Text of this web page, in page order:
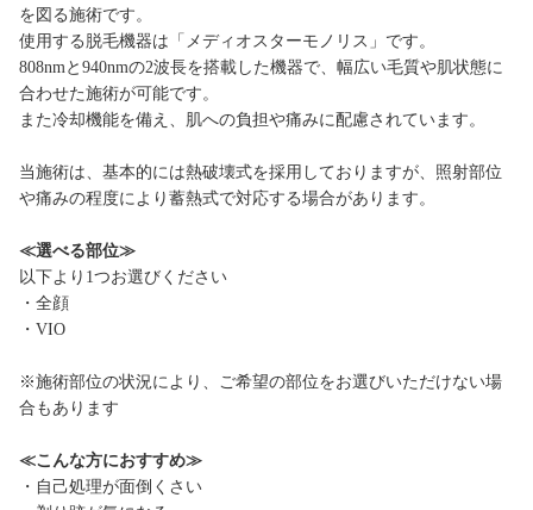
を図る施術です。
使用する脱毛機器は「メディオスターモノリス」です。
808nmと940nmの2波長を搭載した機器で、幅広い毛質や肌状態に
合わせた施術が可能です。
また冷却機能を備え、肌への負担や痛みに配慮されています。
当施術は、基本的には熱破壊式を採用しておりますが、照射部位
や痛みの程度により蓄熱式で対応する場合があります。
≪選べる部位≫
以下より1つお選びください
・全顔
・VIO
※施術部位の状況により、ご希望の部位をお選びいただけない場
合もあります
≪こんな方におすすめ≫
・自己処理が面倒くさい